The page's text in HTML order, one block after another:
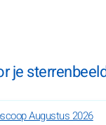
je
Augustus 2026